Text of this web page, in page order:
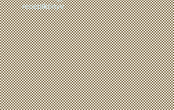
receptkönyv